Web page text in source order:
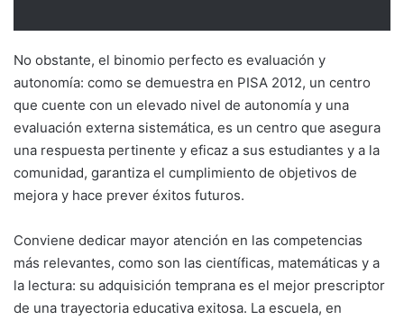
No obstante, el binomio perfecto es evaluación y
autonomía: como se demuestra en PISA 2012, un centro
que cuente con un elevado nivel de autonomía y una
evaluación externa sistemática, es un centro que asegura
una respuesta pertinente y eficaz a sus estudiantes y a la
comunidad, garantiza el cumplimiento de objetivos de
mejora y hace prever éxitos futuros.
Conviene dedicar mayor atención en las competencias
más relevantes, como son las científicas, matemáticas y a
la lectura: su adquisición temprana es el mejor prescriptor
de una trayectoria educativa exitosa. La escuela, en